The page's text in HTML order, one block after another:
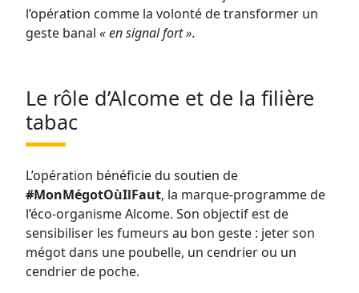
l’opération comme la volonté de transformer un
geste banal « en signal fort ».
Le rôle d’Alcome et de la filière
tabac
L’opération bénéficie du soutien de
#MonMégotOùIlFaut, la marque-programme de
l’éco-organisme Alcome. Son objectif est de
sensibiliser les fumeurs au bon geste : jeter son
mégot dans une poubelle, un cendrier ou un
cendrier de poche.